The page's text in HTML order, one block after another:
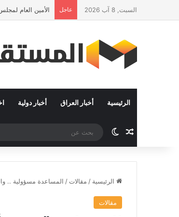
السبت, 8 آب 2026 عاجل الأمين العام
الرئيسية أخبار العراق أخبار دولية
مقال عشوائي
الوضع المظلم
الرئيسية / مقالات / المساعدة مسؤولية ..
مقالات